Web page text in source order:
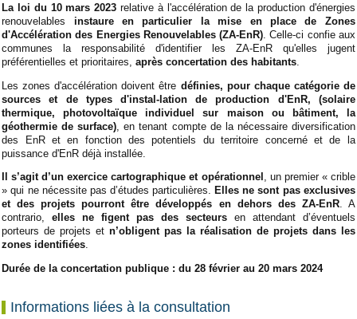
La loi du 10 mars 2023 relative à l'accélération de la production d'énergies
renouvelables instaure en particulier la mise en place de Zones
d'Accélération des Energies Renouvelables (ZA-EnR) . Celle-ci confie aux
communes la responsabilité d'identifier les ZA-EnR qu'elles jugent
préférentielles et prioritaires,après concertation des habitants
Les zones d'accélération doivent être définies, pour chaque catégorie de
sources et de types d'instal-lation de production d'EnR, (solaire
thermique, photovoltaïque individuel sur maison ou bâtiment, la
géothermie de surface) , en tenant compte de la nécessaire diversification
des EnR et en fonction des potentiels du territoire concerné et de la
puissance d'EnR déjà installée.
Il s’agit d’un exercice cartographique et opérationnel , un premier « crible
» qui ne nécessite pas d’études particulières. Elles ne sont pas exclusives
et des projets pourront être développés en dehors des ZA-EnR. A
contrario,elles ne figent pas des secteursen attendant d’éventuels
porteurs de projets etn’obligent pas la réalisation de projets dans les
zones identifiées.
Durée de la concertation publique : du 28 février au 20 mars 2024
Informations liées à la consultation